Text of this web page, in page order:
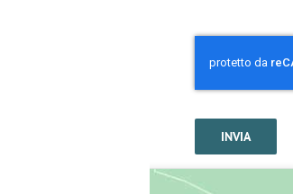
INVIA